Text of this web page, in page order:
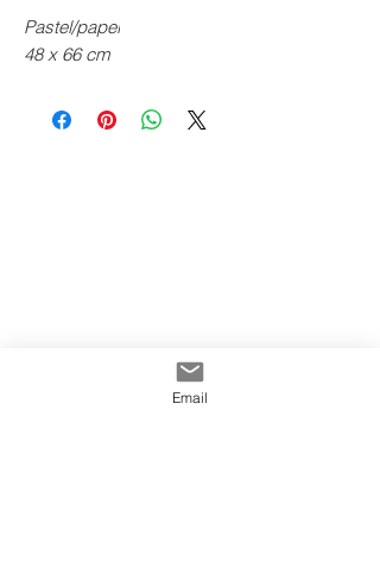
Pastel/papel
48 x 66 cm
Email